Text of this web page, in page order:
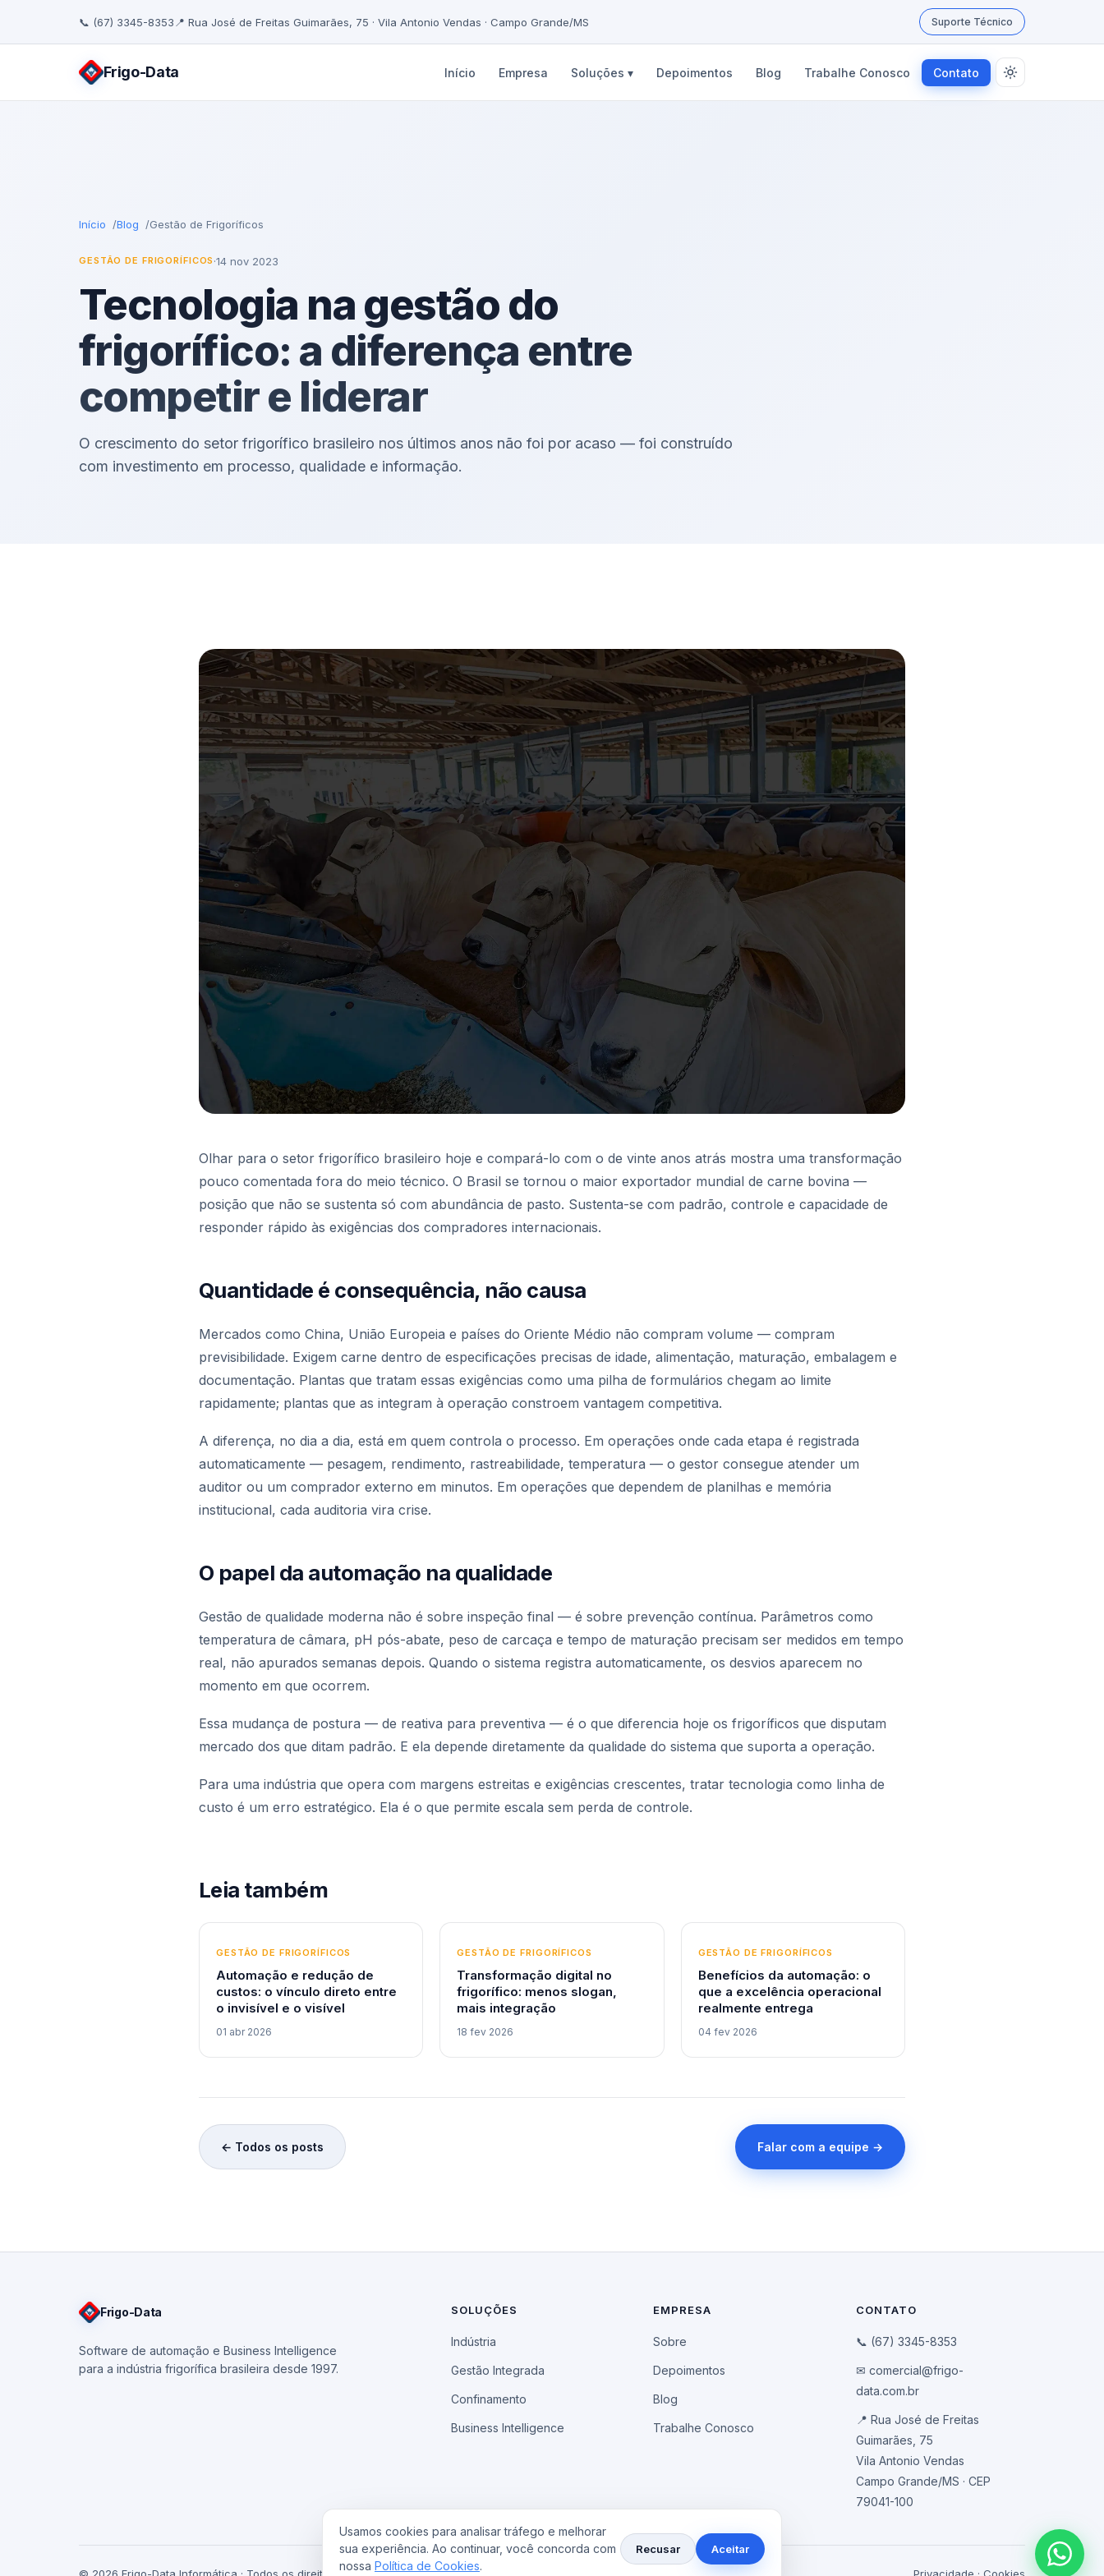
📞 (67) 3345-8353 📍 Rua José de Freitas Guimarães, 75 · Vila Antonio Vendas · Campo Grande/MS Suporte Técnico
Frigo-Data Início Empresa Soluções ▾ Depoimentos Blog Trabalhe Conosco Contato
Início Blog Gestão de Frigoríficos
GESTÃO DE FRIGORÍFICOS ·14 nov 2023
Tecnologia na gestão do
frigorífico: a diferença entre
competir e liderar
O crescimento do setor frigorífico brasileiro nos últimos anos não foi por acaso — foi construído
com investimento em processo, qualidade e informação.
Olhar para o setor frigorífico brasileiro hoje e compará-lo com o de vinte anos atrás mostra uma transformação
pouco comentada fora do meio técnico. O Brasil se tornou o maior exportador mundial de carne bovina —
posição que não se sustenta só com abundância de pasto. Sustenta-se com padrão, controle e capacidade de
responder rápido às exigências dos compradores internacionais.
Quantidade é consequência, não causa
Mercados como China, União Europeia e países do Oriente Médio não compram volume — compram
previsibilidade. Exigem carne dentro de especificações precisas de idade, alimentação, maturação, embalagem e
documentação. Plantas que tratam essas exigências como uma pilha de formulários chegam ao limite
rapidamente; plantas que as integram à operação constroem vantagem competitiva.
A diferença, no dia a dia, está em quem controla o processo. Em operações onde cada etapa é registrada
automaticamente — pesagem, rendimento, rastreabilidade, temperatura — o gestor consegue atender um
auditor ou um comprador externo em minutos. Em operações que dependem de planilhas e memória
institucional, cada auditoria vira crise.
O papel da automação na qualidade
Gestão de qualidade moderna não é sobre inspeção final — é sobre prevenção contínua. Parâmetros como
temperatura de câmara, pH pós-abate, peso de carcaça e tempo de maturação precisam ser medidos em tempo
real, não apurados semanas depois. Quando o sistema registra automaticamente, os desvios aparecem no
momento em que ocorrem.
Essa mudança de postura — de reativa para preventiva — é o que diferencia hoje os frigoríficos que disputam
mercado dos que ditam padrão. E ela depende diretamente da qualidade do sistema que suporta a operação.
Para uma indústria que opera com margens estreitas e exigências crescentes, tratar tecnologia como linha de
custo é um erro estratégico. Ela é o que permite escala sem perda de controle.
Leia também
GESTÃO DE FRIGORÍFICOS
Automação e redução de
custos: o vínculo direto entre
o invisível e o visível
01 abr 2026
GESTÃO DE FRIGORÍFICOS
Transformação digital no
frigorífico: menos slogan,
mais integração
18 fev 2026
GESTÃO DE FRIGORÍFICOS
Benefícios da automação: o
que a excelência operacional
realmente entrega
04 fev 2026
← Todos os posts Falar com a equipe →
Frigo-Data
Software de automação e Business Intelligence
para a indústria frigorífica brasileira desde 1997.
SOLUÇÕES
Indústria
Gestão Integrada
Confinamento
Business Intelligence
EMPRESA
Sobre
Depoimentos
Blog
Trabalhe Conosco
CONTATO
📞 (67) 3345-8353
✉ comercial@frigo-
data.com.br
📍 Rua José de Freitas
Guimarães, 75
Vila Antonio Vendas
Campo Grande/MS · CEP
79041-100
© 2026 Frigo-Data Informática · Todos os direitos reservados Privacidade · Cookies
Usamos cookies para analisar tráfego e melhorar
sua experiência. Ao continuar, você concorda com
nossa Política de Cookies.
Recusar Aceitar